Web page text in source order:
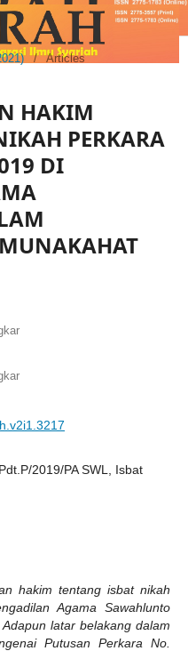
/ Articles
HAKIM
PERKARA
DI
2019/PA SWL, Isbat
hakim tentang isbat nikah
Agama Sawahlunto
latar belakang dalam
Putusan Perkara No.